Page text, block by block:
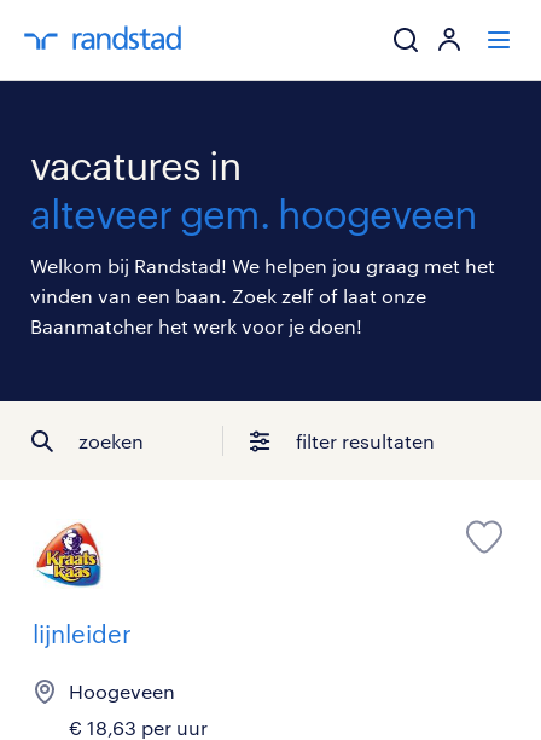
werkgevers
mijn carrière
over randstad
vacatures in
alteveer gem. hoogeveen
Welkom bij Randstad! We helpen jou graag met het
vinden van een baan. Zoek zelf of laat onze
Baanmatcher het werk voor je doen!
zoeken filter resultaten
lijnleider
Hoogeveen
€ 18,63 per uur